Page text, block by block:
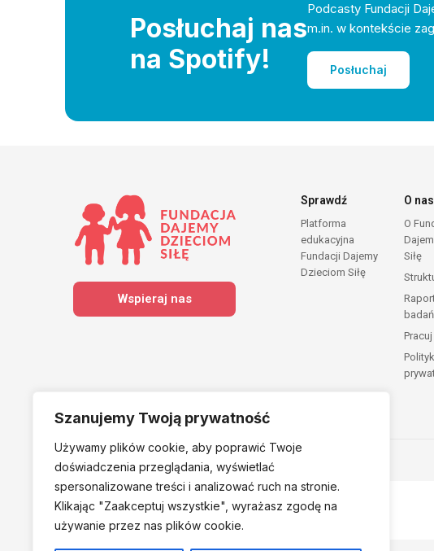
Szanujemy Twoją prywatność
Używamy plików cookie, aby poprawić Twoje
doświadczenia przeglądania, wyświetlać
spersonalizowane treści i analizować ruch na stronie.
Klikając "Zaakceptuj wszystkie", wyrażasz zgodę na
używanie przez nas plików cookie.
Posłuchaj nas
na Spotify!
Podcasty Fundacji
m.in. w kontekście
Posłuchaj
Wspieraj nas
Sprawdź
Platforma
edukacyjna
Fundacji Dajemy
Dzieciom Siłę
O nas
O
Siłę
badań
Należymy do